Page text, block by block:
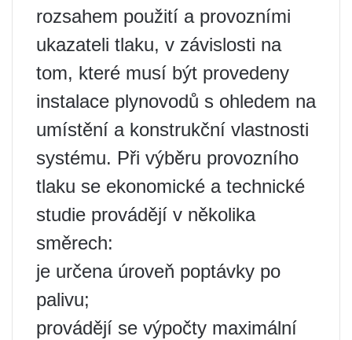
rozsahem použití a provozními
ukazateli tlaku, v závislosti na
tom, které musí být provedeny
instalace plynovodů s ohledem na
umístění a konstrukční vlastnosti
systému. Při výběru provozního
tlaku se ekonomické a technické
studie provádějí v několika
směrech:
je určena úroveň poptávky po
palivu;
provádějí se výpočty maximální